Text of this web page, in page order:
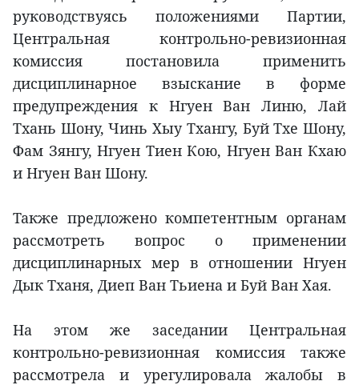
руководствуясь положениями Партии,
Центральная контрольно-ревизионная
комиссия постановила применить
дисциплинарное взыскание в форме
предупреждения к Нгуен Ван Линю, Лай
Тхань Шону, Чинь Хыу Тхангу, Буй Тхе Шону,
Фам Зянгу, Нгуен Тиен Кою, Нгуен Ван Кхаю
и Нгуен Ван Шону.
Также предложено компетентным органам
рассмотреть вопрос о применении
дисциплинарных мер в отношении Нгуен
Дык Тханя, Диеп Ван Тьиена и Буй Ван Хая.
На этом же заседании Центральная
контрольно-ревизионная комиссия также
рассмотрела и урегулировала жалобы в